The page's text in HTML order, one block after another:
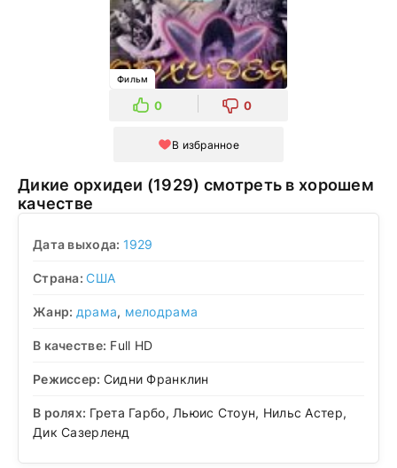
Фильм
0 0
В избранное
Дикие орхидеи (1929) смотреть в хорошем
качестве
Дата выхода: 1929
Страна:США
Жанр: драма, мелодрама
В качестве: Full HD
Режиссер: Сидни Франклин
В ролях: Грета Гарбо, Льюис Стоун, Нильс Астер,
Дик Сазерленд